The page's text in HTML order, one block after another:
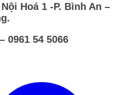
Hoá 1 -P. Bình An –
0961 54 5066